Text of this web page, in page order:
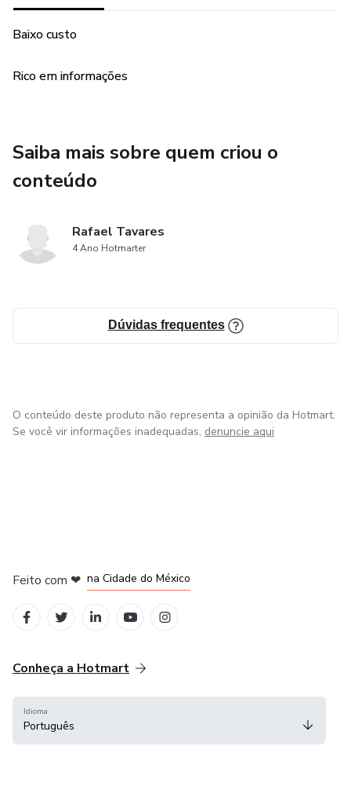
Baixo custo
Rico em informações
Saiba mais sobre quem criou o
conteúdo
Rafael Tavares
4 Ano Hotmarter
Dúvidas frequentes
O conteúdo deste produto não representa a opinião da Hotmart.
Se você vir informações inadequadas, denuncie aqui
Feito com ❤ na Cidade do México
Conheça a Hotmart
Idioma
Português